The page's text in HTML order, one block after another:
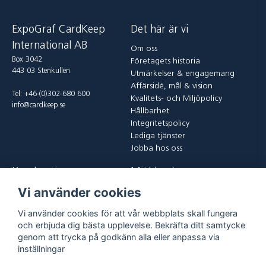
ExpoGraf CardKeep
International AB
Box 3042
443 03 Stenkullen
Tel: +46-(0)302-680 600
info@cardkeep.se
Det här är vi
Om oss
Företagets historia
Utmärkelser & engagemang
Affärsidé, mål & vision
Kvalitets- och Miljöpolicy
Hållbarhet
Integritetspolicy
Lediga tjänster
Jobba hos oss
Kontakta oss
Vanliga frågor
Returer
Logga in
Glömt lösenord?
Vi använder cookies
Vi använder cookies för att vår webbplats skall fungera
och erbjuda dig bästa upplevelse. Bekräfta ditt samtycke
genom att trycka på godkänn alla eller anpassa via
inställningar